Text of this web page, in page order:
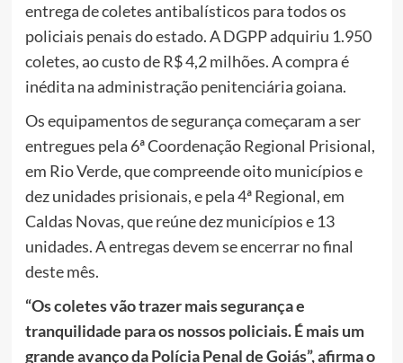
entrega de coletes antibalísticos para todos os
policiais penais do estado. A DGPP adquiriu 1.950
coletes, ao custo de R$ 4,2 milhões. A compra é
inédita na administração penitenciária goiana.
Os equipamentos de segurança começaram a ser
entregues pela 6ª Coordenação Regional Prisional,
em Rio Verde, que compreende oito municípios e
dez unidades prisionais, e pela 4ª Regional, em
Caldas Novas, que reúne dez municípios e 13
unidades. A entregas devem se encerrar no final
deste mês.
“Os coletes vão trazer mais segurança e
tranquilidade para os nossos policiais. É mais um
grande avanço da Polícia Penal de Goiás”, afirma o